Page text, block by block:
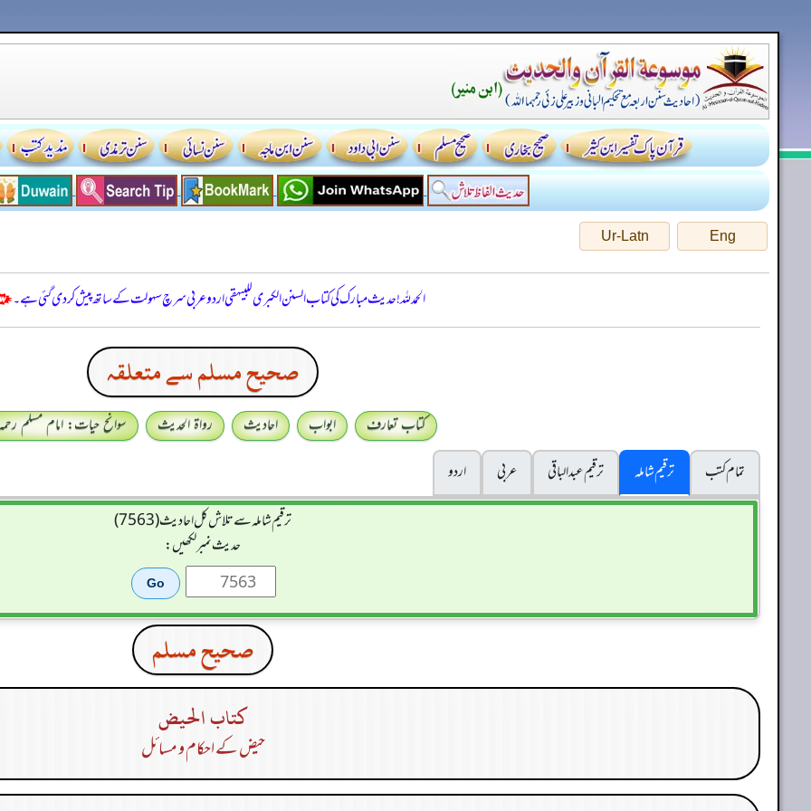
Eng
Ur-Latn
الحمدللہ! حدیث مبارک کی کتاب السنن الكبرى للبيهقي اردو عربی سرچ سہولت کے ساتھ پیش کر دی گئی ہے۔
صحيح مسلم سے متعلقہ
کتاب تعارف ابواب احادیث رواۃ الحدیث
سوانح حیات: امام مسلم
تمام کتب
ترقیم شاملہ ترقيم عبدالباقی عربی
اردو
ترقیم شاملہ سے تلاش کل احادیث (7563)
حدیث نمبر لکھیں:
صحيح مسلم
كتاب الحيض
حیض کے احکام و مسائل